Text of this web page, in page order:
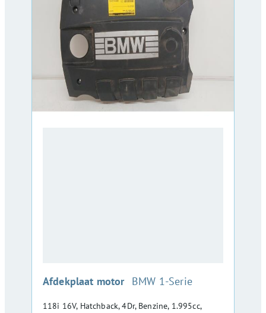
Afdekplaat motor :BMW 1-Serie
118i 16V, Hatchback, 4Dr, Benzine, 1.995cc,